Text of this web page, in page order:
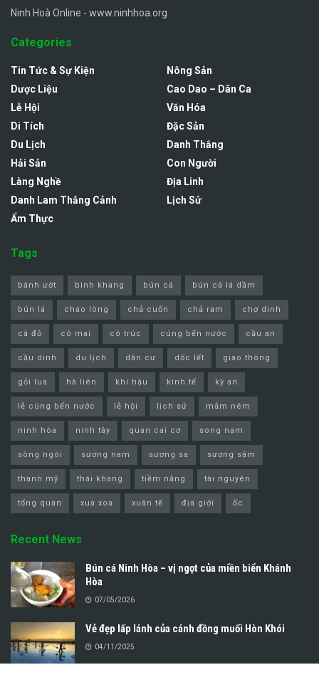
Ninh Hoà Online - www.ninhhoa.org
Categories
Tin Tức & Sự Kiện
Dược Liệu
Lễ Hội
Di Tích
Du Lịch
Hải Sản
Làng Nghề
Danh Lam Thắng Cảnh
Ẩm Thực
Nông Sản
Cao Dao – Dân Ca
Văn Hóa
Đặc Sản
Danh Thắng
Con Người
Địa Linh
Lịch Sử
Tags
bánh ướt bình khang bún cá bún cá lá dầm
bún lá cháo lòng chả cuốn chả ram chợ dinh
cá đỏ cô mai cô trúc cúng bến nước cầu an
cầu dinh du lịch dân cư dốc lết giao thông
gỏi lua hà liên khí hậu kinh tế kỳ an
lễ cúng bến nước lễ hội lịch sử mắm nêm
ninh hòa ninh tây quan cai cơ song nam
sông ngòi sương nam sương sa sương sâm
thanh mỹ thái khang tiềm năng tài nguyên
tổng quan xua xoa xuân tế địa giới ốc
Recent News
Bún cá Ninh Hòa – vị ngọt của miền biển Khánh
Hòa
07/05/2026
Vẻ đẹp lấp lánh của cánh đồng muối Hòn Khói
04/11/2025